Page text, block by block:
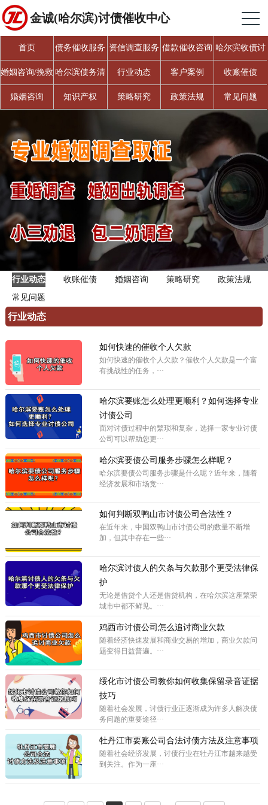
金诚(哈尔滨)讨债催收中心
首页 债务催收服务 资信调查服务 借款催收咨询 哈尔滨收债讨
债
婚姻咨询/挽救
婚姻
哈尔滨债务清
欠
行业动态 客户案例 收账催债
婚姻咨询 知识产权 策略研究 政策法规 常见问题
行业动态 收账催债 婚姻咨询 策略研究
政策法规
常见问题
行业动态
如何快速的催收个人欠款
如何快速的催收个人欠款？催收个人欠款是一个富
有挑战性的任务，···
哈尔滨要账怎么处理更顺利？如何选择专业
讨债公司
面对讨债过程中的繁琐和复杂，选择一家专业讨债
公司可以帮助您更···
哈尔滨要债公司服务步骤怎么样呢？
哈尔滨要债公司服务步骤是什么呢？近年来，随着
经济发展和市场竞···
如何判断双鸭山市讨债公司合法性？
在近年来，中国双鸭山市讨债公司的数量不断增
加，但其中存在一些···
哈尔滨讨债人的欠条与欠款那个更受法律保
护
无论是借贷个人还是借贷机构，在哈尔滨这座繁荣
城市中都不鲜见。···
鸡西市讨债公司怎么追讨商业欠款
随着经济快速发展和商业交易的增加，商业欠款问
题变得日益普遍。···
绥化市讨债公司教你如何收集保留录音证据
技巧
随着社会发展，讨债行业正逐渐成为许多人解决债
务问题的重要途径···
牡丹江市要账公司合法讨债方法及注意事项
随着社会经济发展，讨债行业在牡丹江市越来越受
到关注。作为一座···